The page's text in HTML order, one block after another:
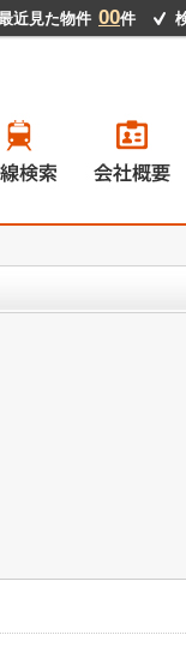
近見た物件 00件